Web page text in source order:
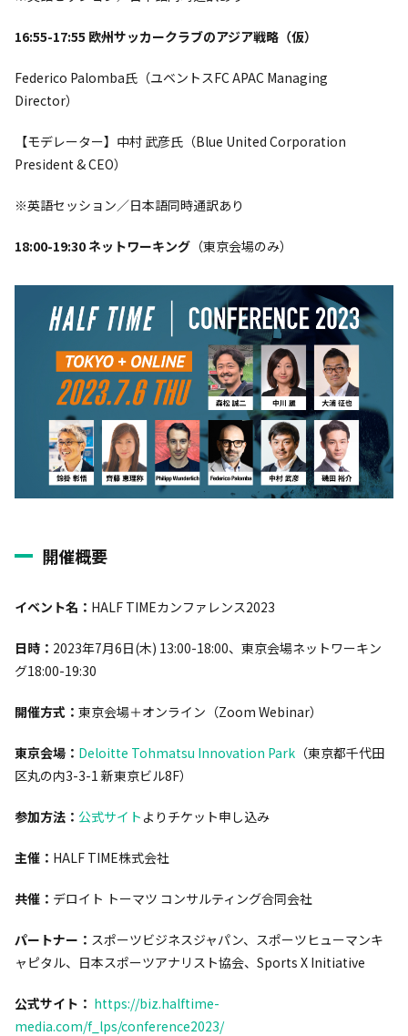
16:55-17:55 欧州サッカークラブのアジア戦略（仮）
Federico Palomba氏（ユベントスFC APAC Managing
Director）
【モデレーター】中村 武彦氏（Blue United Corporation
President & CEO）
※英語セッション／日本語同時通訳あり
18:00-19:30 ネットワーキング （東京会場のみ）
開催概要
イベント名： HALF TIMEカンファレンス2023
日時： 2023年7月6日(木) 13:00-18:00、東京会場ネットワーキン
グ18:00-19:30
開催方式： 東京会場＋オンライン（Zoom Webinar）
東京会場： Deloitte Tohmatsu Innovation Park （東京都千代田
区丸の内3-3-1 新東京ビル8F）
参加方法： 公式サイト よりチケット申し込み
主催： HALF TIME株式会社
共催： デロイト トーマツ コンサルティング合同会社
パートナー： スポーツビジネスジャパン、スポーツヒューマンキ
ャピタル、日本スポーツアナリスト協会、Sports X Initiative
公式サイト： https://biz.halftime-
media.com/f_lps/conference2023/